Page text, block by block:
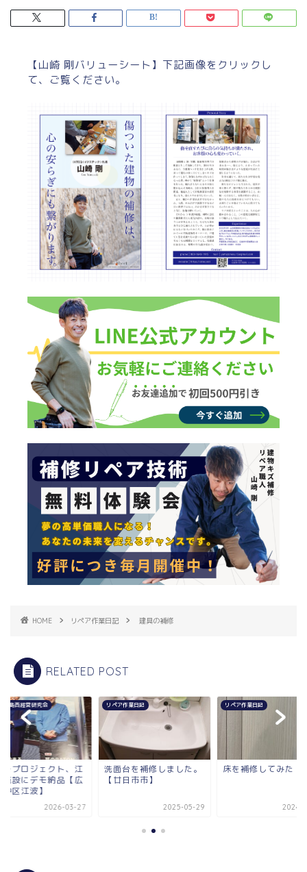
【山崎 剛バリューシート】下記画像をクリックし
て、ご覧ください。
HOME リペア作業日記 建具の補修
RELATED POST
クト、江
納品【広
2026-03-27
リペア作業日記
洗面台を補修しました。
【廿日市市】
2025-05-29
リペア作業日記
床を補修してみた